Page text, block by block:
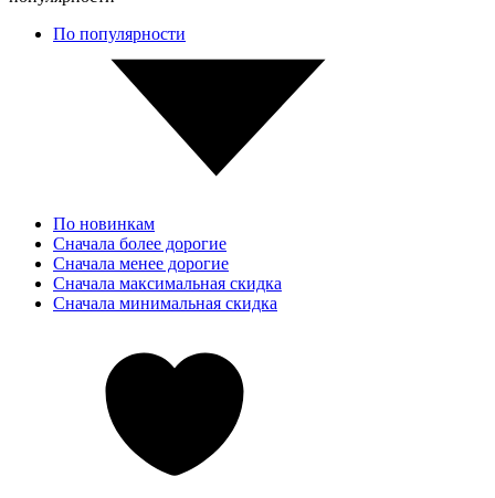
По популярности
По новинкам
Сначала более дорогие
Сначала менее дорогие
Сначала максимальная скидка
Сначала минимальная скидка